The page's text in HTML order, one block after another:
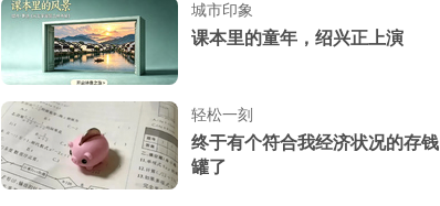
城市印象
课本里的童年，绍兴正上演
轻松一刻
终于有个符合我经济状况的存钱
罐了